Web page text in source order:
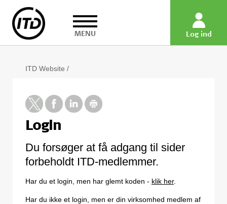
MENU Log ind
ITD Website /
Login
Du forsøger at få adgang til sider
forbeholdt ITD-medlemmer.
Har du et login, men har glemt koden - klik her.
Har du ikke et login, men er din virksomhed medlem af